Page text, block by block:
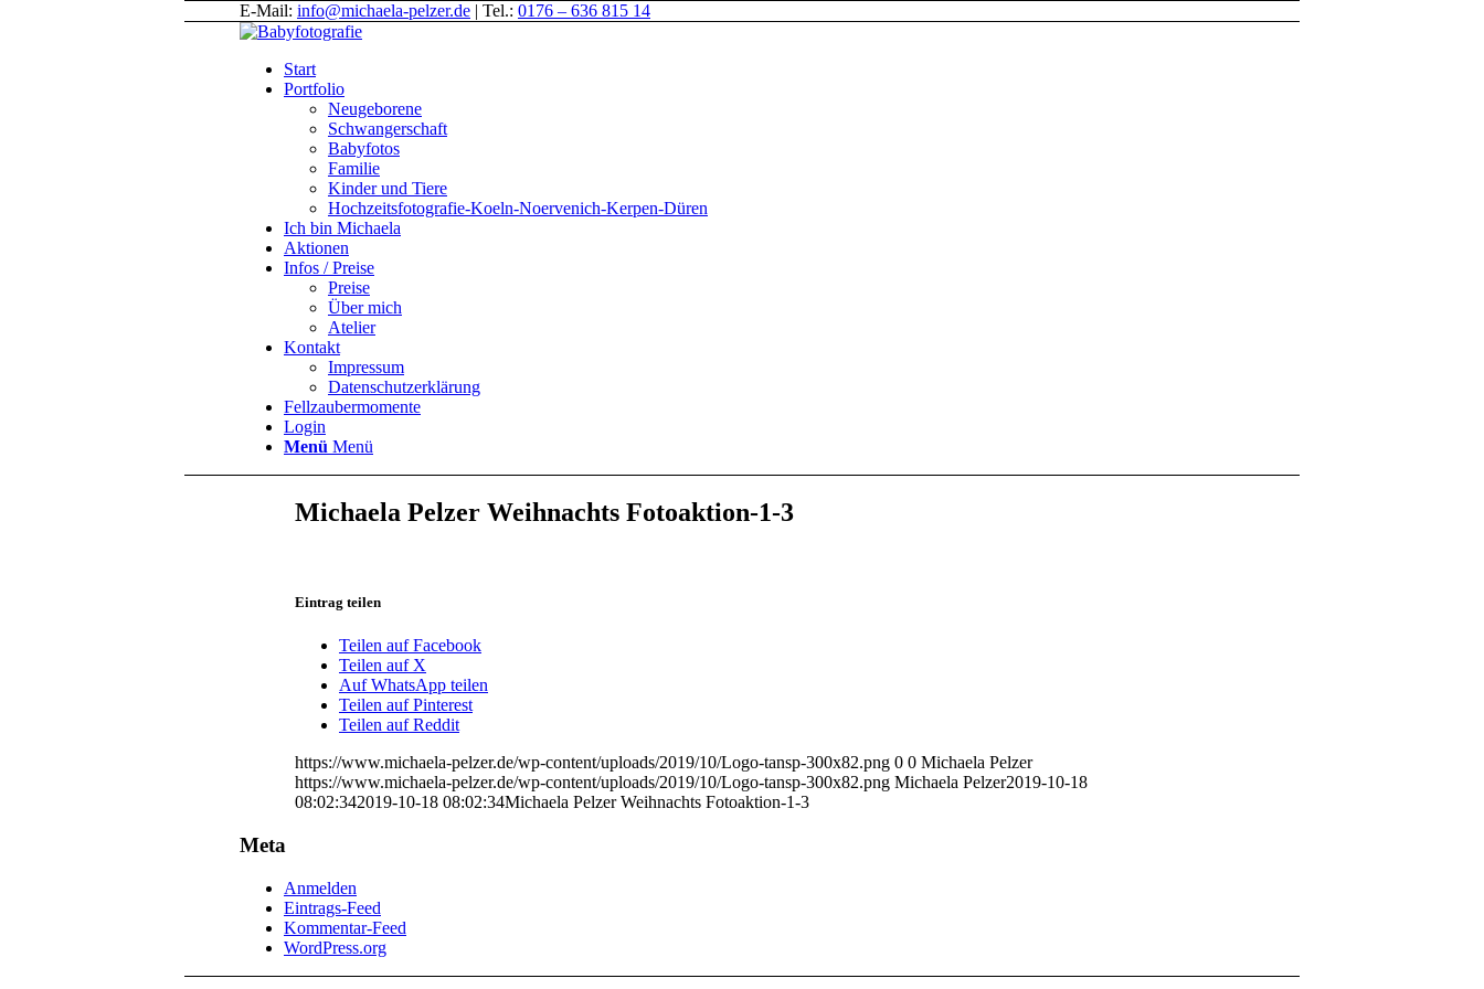
E-Mail: info@michaela-pelzer.de | Tel.: 0176 – 636 815 14
Start
Portfolio
Neugeborene
Schwangerschaft
Babyfotos
Familie
Kinder und Tiere
Hochzeitsfotografie-Koeln-Noervenich-Kerpen-Düren
Ich bin Michaela
Aktionen
Infos / Preise
Preise
Über mich
Atelier
Kontakt
Impressum
Datenschutzerklärung
Fellzaubermomente
Login
Menü Menü
Michaela Pelzer Weihnachts Fotoaktion-1-3
Eintrag teilen
Teilen auf Facebook
Teilen auf X
Auf WhatsApp teilen
Teilen auf Pinterest
Teilen auf Reddit
https://www.michaela-pelzer.de/wp-content/uploads/2019/10/Logo-tansp-300x82.png 0 0 Michaela Pelzer
https://www.michaela-pelzer.de/wp-content/uploads/2019/10/Logo-tansp-300x82.png Michaela Pelzer2019-10-18
08:02:342019-10-18 08:02:34Michaela Pelzer Weihnachts Fotoaktion-1-3
Meta
Anmelden
Eintrags-Feed
Kommentar-Feed
WordPress.org